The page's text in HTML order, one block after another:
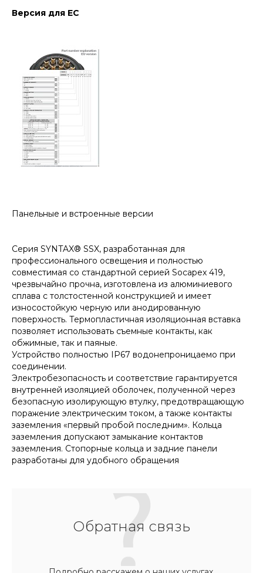
Версия для ЕС
Панельные и встроенные версии
Серия SYNTAX® SSX, разработанная для
профессионального освещения и полностью
совместимая со стандартной серией Socapex 419,
чрезвычайно прочна, изготовлена из алюминиевого
сплава с толстостенной конструкцией и имеет
износостойкую черную или анодированную
поверхность. Термопластичная изоляционная вставка
позволяет использовать съемные контакты, как
обжимные, так и паяные.
Устройство полностью IP67 водонепроницаемо при
соединении.
Электробезопасность и соответствие гарантируется
внутренней изоляцией оболочек, полученной через
безопасную изолирующую втулку, предотвращающую
поражение электрическим током, а также контакты
заземления «первый пробой последним». Кольца
заземления допускают замыкание контактов
заземления. Стопорные кольца и задние панели
разработаны для удобного обращения
Обратная связь